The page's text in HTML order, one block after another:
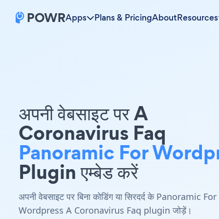
Apps Plans & PricingAboutResources
अपनी वेबसाइट पर A
Coronavirus Faq
Panoramic For
Plugin एम्बेड करें
अपनी वेबसाइट पर बिना कोडिंग या सिरदर्द के Panoramic For
Wordpress A Coronavirus Faq plugin जोड़ें।